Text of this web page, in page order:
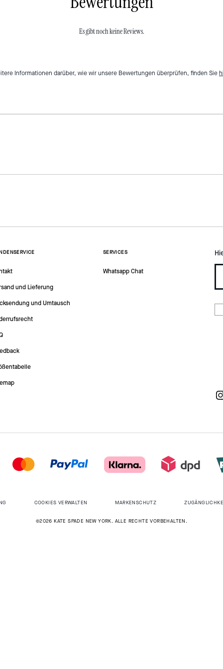
Es gibt noch keine Reviews.
Informationen darüber, wie wir unsere Bewertungen überprüfen, finden Sie
und Lieferung
und Umtausch
SERVICES
Whatsapp Chat
COOKIES VERWALTEN MARKENSCHUTZ
©2026 KATE SPADE NEW YORK. ALLE RECHTE VORBEHALTEN.